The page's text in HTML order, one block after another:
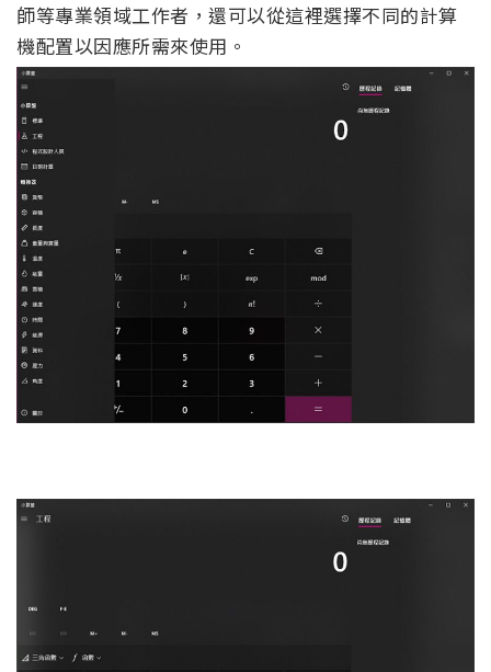
師等專業領域工作者，還可以從這裡選擇不同的計算
機配置以因應所需來使用。